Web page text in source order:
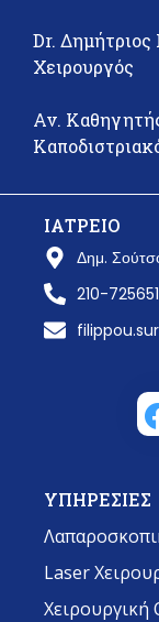
Dr. Δημήτριος
Χειρουργός
Αν.
ΙΑΤΡΕΙΟ
Δημ.
210-
ΥΠΗΡΕΣΙΕΣ
Laser
Χειρουργική